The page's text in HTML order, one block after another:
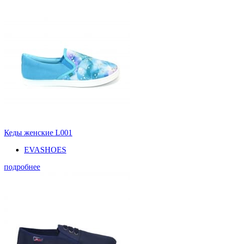
Кеды женские L001
EVASHOES
подробнее